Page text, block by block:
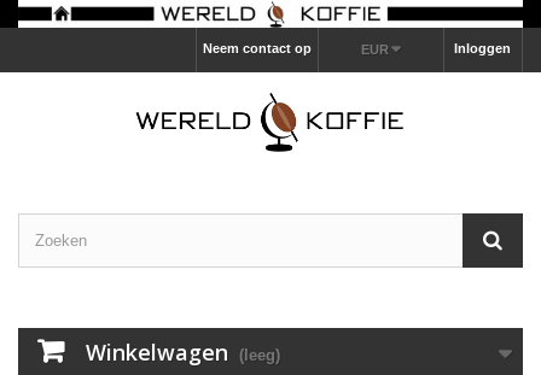
Inloggen
EUR
Neem contact op
Winkelwagen (leeg)